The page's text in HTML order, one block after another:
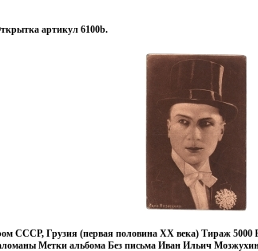
артикул 6100b.
СССР, Грузия (первая половина ХХ века) Тираж 5000
Метки альбома Без письма Иван Ильич